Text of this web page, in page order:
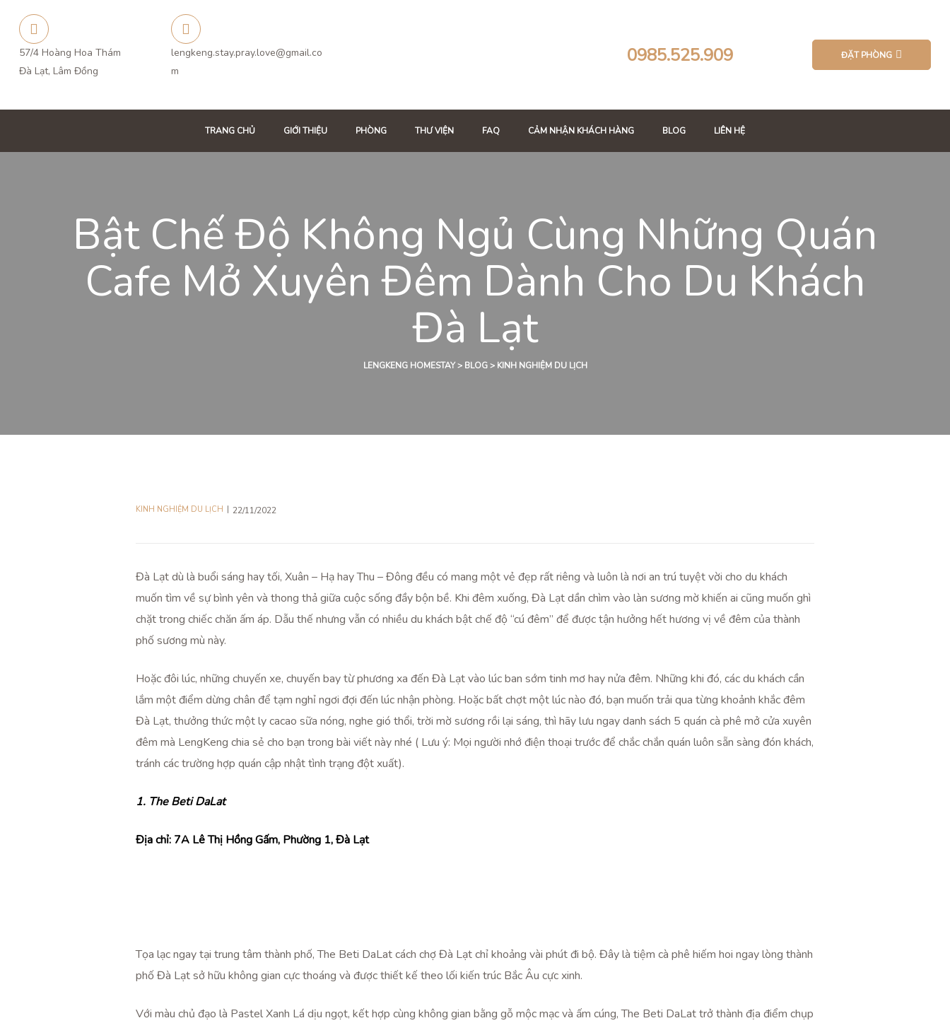
57/4 Hoàng Hoa Thám
Đà Lạt, Lâm Đồng
lengkeng.stay.pray.love@gmail.co
m
0985.525.909 ĐẶT PHÒNG
TRANG CHỦ GIỚI THIỆU PHÒNG THƯ VIỆN FAQ CẢM NHẬN KHÁCH HÀNG BLOG LIÊN HỆ
Bật Chế Độ Không Ngủ Cùng Những Quán
Cafe Mở Xuyên Đêm Dành Cho Du Khách
Đà Lạt
LENGKENG HOMESTAY> BLOG> KINH NGHIỆM DU LỊCH
KINH NGHIỆM DU LỊCH 22/11/2022
Đà Lạt dù là buổi sáng hay tối, Xuân – Hạ hay Thu – Đông đều có mang một vẻ đẹp rất riêng và luôn là nơi an trú tuyệt vời cho du khách
muốn tìm về sự bình yên và thong thả giữa cuộc sống đầy bộn bề. Khi đêm xuống, Đà Lạt dần chìm vào làn sương mờ khiến ai cũng muốn ghì
chặt trong chiếc chăn ấm áp. Dẫu thế nhưng vẫn có nhiều du khách bật chế độ “cú đêm” để được tận hưởng hết hương vị về đêm của thành
phố sương mù này.
Hoặc đôi lúc, những chuyến xe, chuyến bay từ phương xa đến Đà Lạt vào lúc ban sớm tinh mơ hay nửa đêm. Những khi đó, các du khách cần
lắm một điểm dừng chân để tạm nghỉ ngơi đợi đến lúc nhận phòng. Hoặc bất chợt một lúc nào đó, bạn muốn trải qua từng khoảnh khắc đêm
Đà Lạt, thưởng thức một ly cacao sữa nóng, nghe gió thổi, trời mờ sương rồi lại sáng, thì hãy lưu ngay danh sách 5 quán cà phê mở cửa xuyên
đêm mà LengKeng chia sẻ cho bạn trong bài viết này nhé ( Lưu ý: Mọi người nhớ điện thoại trước để chắc chắn quán luôn sẵn sàng đón khách,
tránh các trường hợp quán cập nhật tình trạng đột xuất).
1. The Beti DaLat
Địa chỉ: 7A Lê Thị Hồng Gấm, Phường 1, Đà Lạt
Tọa lạc ngay tại trung tâm thành phố, The Beti DaLat cách chợ Đà Lạt chỉ khoảng vài phút đi bộ. Đây là tiệm cà phê hiếm hoi ngay lòng thành
phố Đà Lạt sở hữu không gian cực thoáng và được thiết kế theo lối kiến trúc Bắc Âu cực xinh.
Với màu chủ đạo là Pastel Xanh Lá dịu ngọt, kết hợp cùng không gian bằng gỗ mộc mạc và ấm cúng, The Beti DaLat trở thành địa điểm chụp